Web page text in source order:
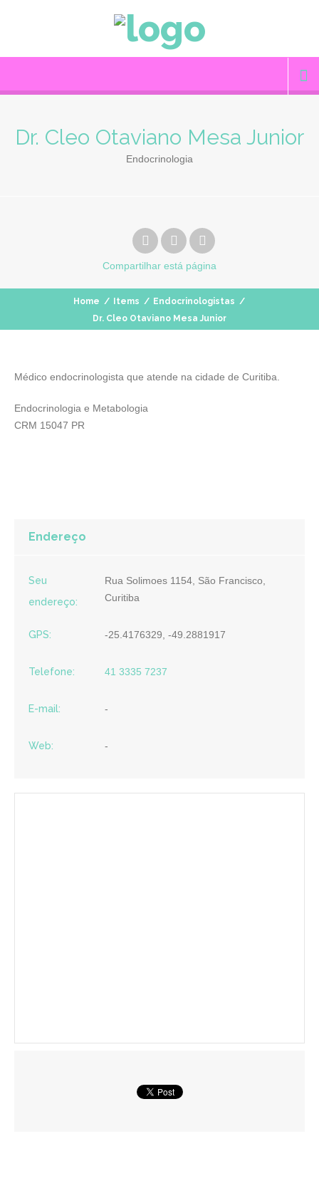
Dr. Cleo Otaviano Mesa Junior
Endocrinologia
Compartilhar está página
Home / Items / Endocrinologistas /
Dr. Cleo Otaviano Mesa Junior
Médico endocrinologista que atende na cidade de Curitiba.
Endocrinologia e Metabologia
CRM 15047 PR
Endereço
Seu
endereço:
Rua Solimoes 1154, São Francisco,
Curitiba
GPS: -25.4176329, -49.2881917
Telefone: 41 3335 7237
E-mail: -
Web: -